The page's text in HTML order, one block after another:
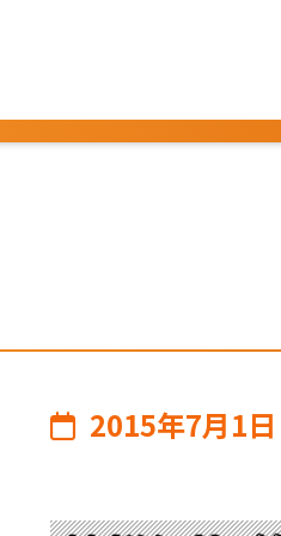
2015年7月1日